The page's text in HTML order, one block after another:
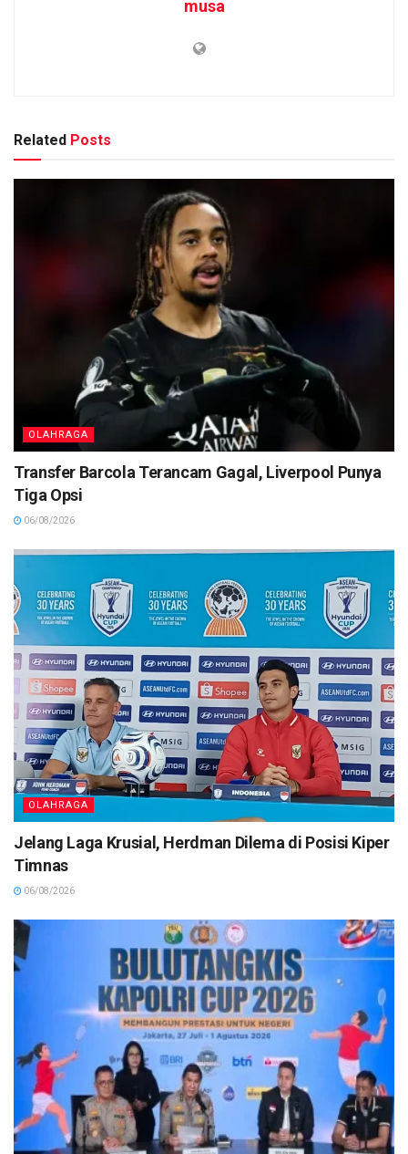
musa
Related Posts
OLAHRAGA
Transfer Barcola Terancam Gagal, Liverpool Punya
Tiga Opsi
06/08/2026
OLAHRAGA
Jelang Laga Krusial, Herdman Dilema di Posisi Kiper
Timnas
06/08/2026